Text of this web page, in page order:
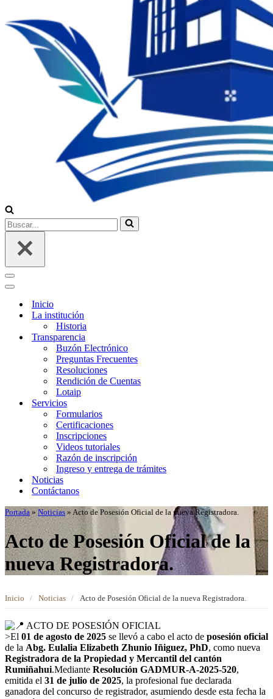
Buscar...
Menú
de
Menú
navegación
Inicio
La institución
Historia
Transparencia
Buzón Electrónico
Preguntas Frecuentes
Resoluciones
Rendición de Cuentas
Lotaip
Servicios
Formularios
Certificaciones
Inscripciones
Videos tutoriales
Razón de inscripción
Ingreso y entrega de trámites
Noticias
Contáctanos
Portada»Noticias»Acto de Posesión Oficial de la nueva Registradora.
Acto de Posesión Oficial de la
nueva Registradora.
Inicio / Noticias / Acto de Posesión Oficial de la nueva Registradora.
ACTO DE POSESIÓN OFICIAL
>El 01 de agosto de 2025 se llevó a cabo el acto de posesión oficial
de la Abg. Eulalia Elizabeth Zhunio Iñiguez, PhD, como nueva
Registradora de la Propiedad y Mercantil del cantón
Rumiñahui.Mediante Resolución GADMUR-A-2025-520,
emitida el 31 de julio de 2025, la profesional fue declarada
ganadora del concurso de registrador, asumiendo desde esta fecha la